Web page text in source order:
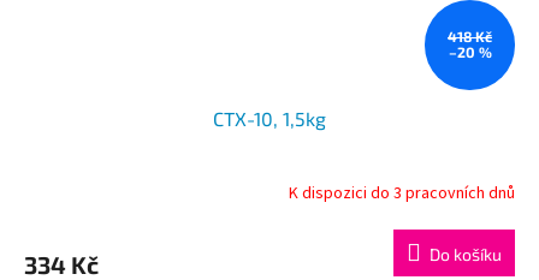
418 Kč
–20 %
CTX-10, 1,5kg
K dispozici do 3 pracovních dnů
334 Kč Do košíku